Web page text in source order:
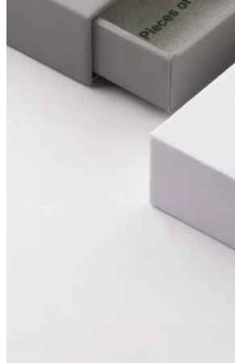
Bauchnabel